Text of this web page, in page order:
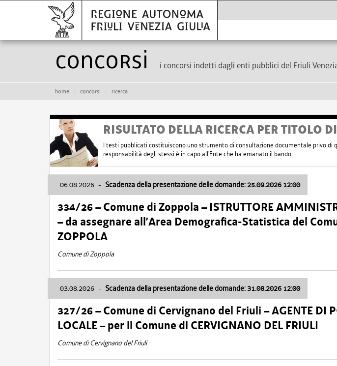
Concorsi i concorsi indetti dagli enti pubblici del Friuli
home concorsi ricerca
RISULTATO DELLA RICERCA PER TITOLO
I testi pubblicati costituiscono uno strumento di consultazione documentale privo di
responsabilità degli stessi è in capo all'Ente che ha emanato il bando.
06.08.2026 - Scadenza della presentazione delle domande: 25.09.2026 12:00
334/26 – Comune di Zoppola – ISTRUTTORE
– da assegnare all’Area Demografica-Statistica del
ZOPPOLA
Comune di Zoppola
03.08.2026 - Scadenza della presentazione delle domande: 31.08.2026 12:00
327/26 – Comune di Cervignano del Friuli – AGENTE DI
LOCALE – per il Comune di CERVIGNANO DEL FRIULI
Comune di Cervignano del Friuli